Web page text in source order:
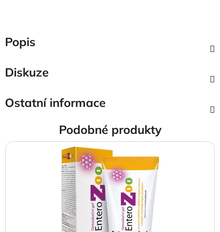
Popis
Diskuze
Ostatní informace
Podobné produkty